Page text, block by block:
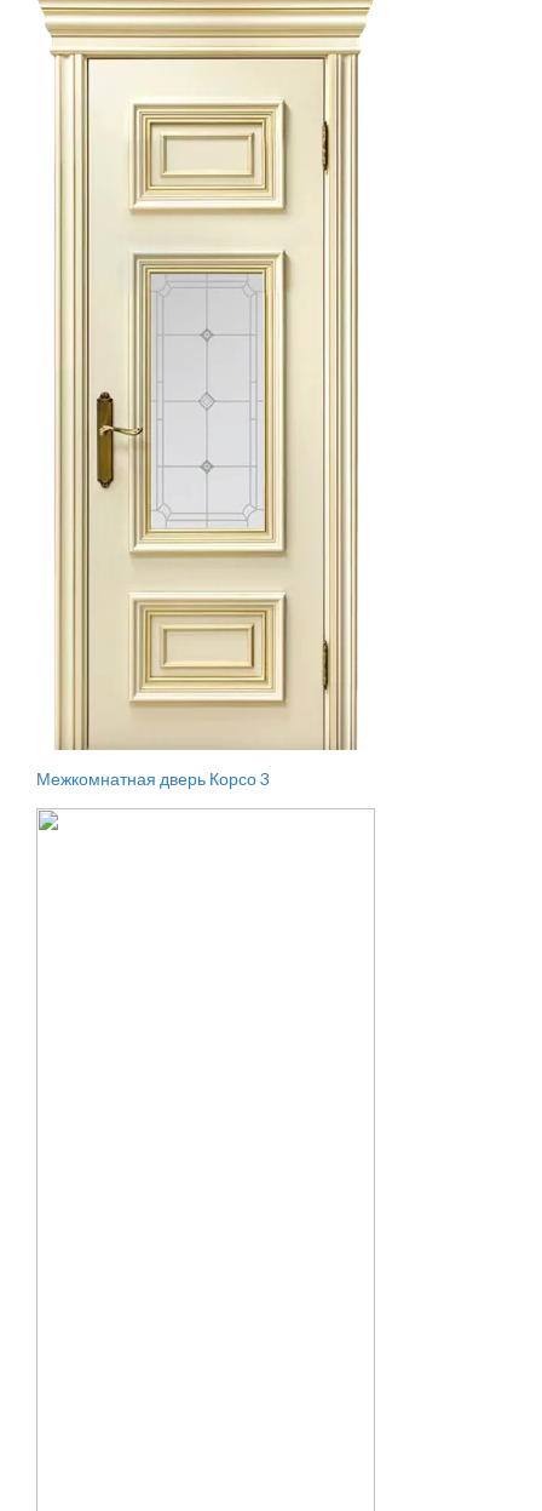
Межкомнатная дверь Корсо 3